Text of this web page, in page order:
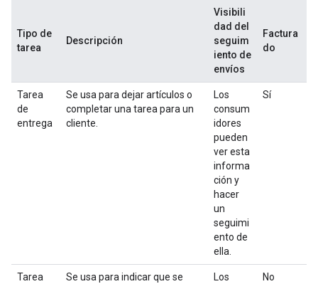
Tipo de
tarea
Descripción
Visibili
dad del
seguim
iento de
envíos
Factura
do
Tarea
de
entrega
Se usa para dejar artículos o
completar una tarea para un
cliente.
Los
consum
idores
pueden
ver esta
informa
ción y
hacer
un
seguimi
ento de
ella.
Sí
Tarea
Se usa para indicar que se
Los
No